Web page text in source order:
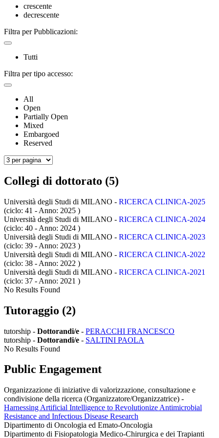
crescente
decrescente
Filtra per Pubblicazioni:
Tutti
Filtra per tipo accesso:
All
Open
Partially Open
Mixed
Embargoed
Reserved
Collegi di dottorato (5)
Università degli Studi di MILANO - RICERCA CLINICA-2025
(ciclo: 41 - Anno: 2025 )
Università degli Studi di MILANO - RICERCA CLINICA-2024
(ciclo: 40 - Anno: 2024 )
Università degli Studi di MILANO - RICERCA CLINICA-2023
(ciclo: 39 - Anno: 2023 )
Università degli Studi di MILANO - RICERCA CLINICA-2022
(ciclo: 38 - Anno: 2022 )
Università degli Studi di MILANO - RICERCA CLINICA-2021
(ciclo: 37 - Anno: 2021 )
No Results Found
Tutoraggio (2)
tutorship - Dottorandi/e - PERACCHI FRANCESCO
tutorship - Dottorandi/e - SALTINI PAOLA
No Results Found
Public Engagement
Organizzazione di iniziative di valorizzazione, consultazione e
condivisione della ricerca (Organizzatore/Organizzatrice) -
Harnessing Artificial Intelligence to Revolutionize Antimicrobial
Resistance and Infectious Disease Research
Dipartimento di Oncologia ed Emato-Oncologia
Dipartimento di Fisiopatologia Medico-Chirurgica e dei Trapianti